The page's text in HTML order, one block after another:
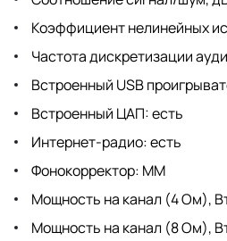
Коэффициент нелинейных
Частота дискретизации
Встроенный USB
Встроенный ЦАП: есть
Интернет-радио: есть
Фонокорректор: MM
Мощность на канал (4 Ом),
Мощность на канал (8 Ом),